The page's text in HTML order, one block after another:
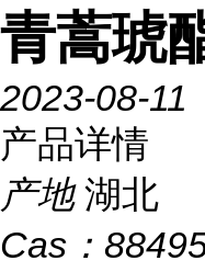
青蒿琥
2023-08-11
产品详情
产地 湖北
Cas：